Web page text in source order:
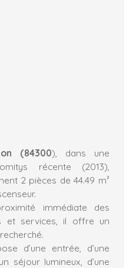
(84300), dans une
récente (2013),
2 pièces de 44.49 m²
immédiate des
et services, il offre un
d’une entrée, d’une
séjour lumineux, d’une